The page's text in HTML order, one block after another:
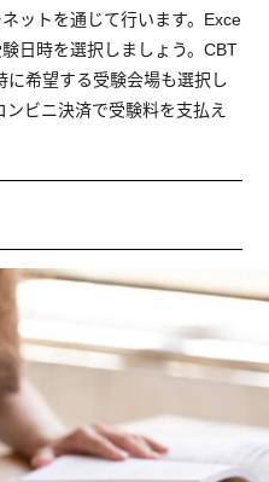
ットを通じて行います。Exce
日時を選択しましょう。CBT
希望する受験会場も選択し
ンビニ決済で受験料を支払え